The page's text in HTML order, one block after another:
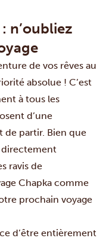
n’oubliez
de vos rêves au
absolue ! C’est
à tous les
d’une
de partir. Bien que
directement
ravis de
Chapka comme
prochain voyage
d’être entièrement